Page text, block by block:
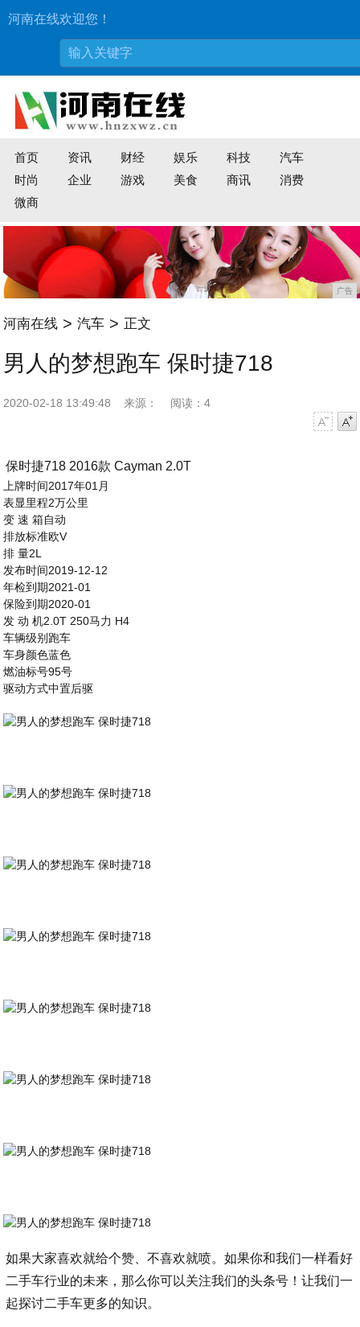
河南在线欢迎您！
首页 资讯 财经 娱乐 科技
汽车
时尚
企业 游戏 美食 商讯
消费
微商
广告
河南在线 > 汽车 > 正文
男人的梦想跑车 保时捷718
2020-02-18 13:49:48 来源：
阅读：4
保时捷718 2016款 Cayman 2.0T
上牌时间2017年01月
表显里程2万公里
变 速 箱自动
排放标准欧V
排 量2L
发布时间2019-12-12
年检到期2021-01
保险到期2020-01
发 动 机2.0T 250马力 H4
车辆级别跑车
车身颜色蓝色
燃油标号95号
驱动方式中置后驱
如果大家喜欢就给个赞、不喜欢就喷。如果你和我们一样看好
二手车行业的未来，那么你可以关注我们的头条号！让我们一
起探讨二手车更多的知识。